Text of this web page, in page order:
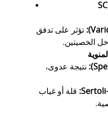
تؤثر على تدفق
الخصيتين.
نتيجة عدوى،
قلة أو غياب